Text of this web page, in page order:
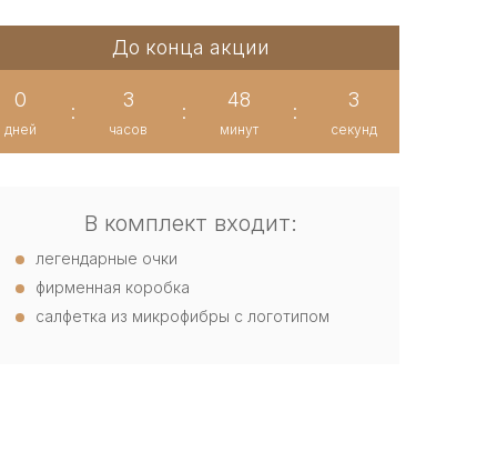
До конца акции
0
дней
:
3
часов
:
48
минут
:
2
секунд
В комплект входит:
легендарные очки
фирменная коробка
салфетка из микрофибры с логотипом